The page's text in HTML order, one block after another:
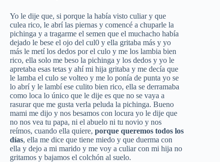
Yo le dije que, si porque la había visto culiar y que
culea rico, le abrí las piernas y comencé a chuparle la
pichinga y a tragarme el semen que el muchacho había
dejado le bese el ojo del cul0 y ella gritaba más y yo
más le metí los dedos por el culo y me los lambia bien
rico, ella solo me beso la pichinga y los dedos y yo le
apretaba esas tetas y ahí mi hija gritaba y me decía que
le lamba el culo se volteo y me lo ponía de punta yo se
lo abrí y le lambí ese culito bien rico, ella se derramaba
como loca lo único que le dije es que no se vaya a
rasurar que me gusta verla peluda la pichinga. Bueno
mami me dijo y nos besamos con locura yo le dije que
no nos vea tu papa, ni el abuelo ni tu novio y nos
reímos, cuando ella quiere, porque queremos todos los
días, ella me dice que tiene miedo y que duerma con
ella y dejo a mi marido y me voy a culiar con mi hija no
gritamos y bajamos el colchón al suelo.